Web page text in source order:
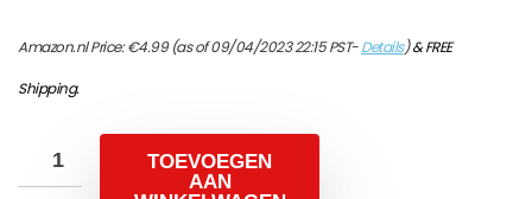
Amazon.nl Price:€4.99(as of 09/04/2023 22:15 PST-Details)&FREE
Shipping.
TOEVOEGEN
AAN